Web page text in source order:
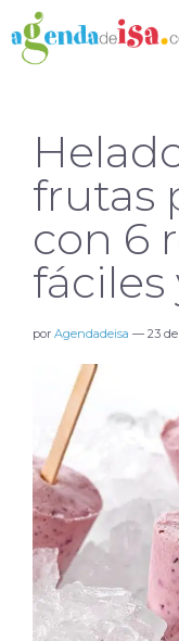
frutas
con 6
fáciles
por Agendadeisa — 23